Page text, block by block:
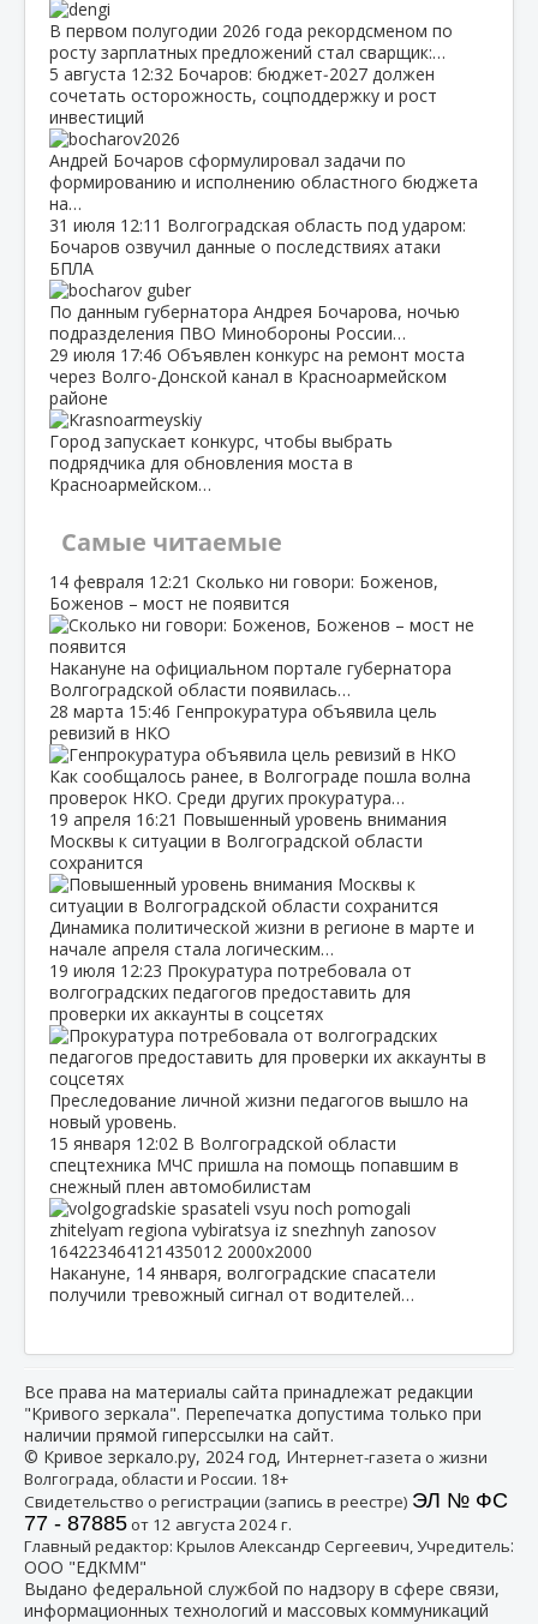
В первом полугодии 2026 года рекордсменом по
росту зарплатных предложений стал сварщик:…
5 августа 12:32 Бочаров: бюджет‑2027 должен
сочетать осторожность, соцподдержку и рост
инвестиций
Андрей Бочаров сформулировал задачи по
формированию и исполнению областного бюджета
на…
31 июля 12:11 Волгоградская область под ударом:
Бочаров озвучил данные о последствиях атаки
БПЛА
По данным губернатора Андрея Бочарова, ночью
подразделения ПВО Минобороны России…
29 июля 17:46 Объявлен конкурс на ремонт моста
через Волго‑Донской канал в Красноармейском
районе
Город запускает конкурс, чтобы выбрать
подрядчика для обновления моста в
Красноармейском…
Самые читаемые
14 февраля 12:21 Сколько ни говори: Боженов,
Боженов – мост не появится
Накануне на официальном портале губернатора
Волгоградской области появилась…
28 марта 15:46 Генпрокуратура объявила цель
ревизий в НКО
Как сообщалось ранее, в Волгограде пошла волна
проверок НКО. Среди других прокуратура…
19 апреля 16:21 Повышенный уровень внимания
Москвы к ситуации в Волгоградской области
сохранится
Динамика политической жизни в регионе в марте и
начале апреля стала логическим…
19 июля 12:23 Прокуратура потребовала от
волгоградских педагогов предоставить для
проверки их аккаунты в соцсетях
Преследование личной жизни педагогов вышло на
новый уровень.
15 января 12:02 В Волгоградской области
спецтехника МЧС пришла на помощь попавшим в
снежный плен автомобилистам
Накануне, 14 января, волгоградские спасатели
получили тревожный сигнал от водителей…
Все права на материалы сайта принадлежат редакции
"Кривого зеркала". Перепечатка допустима только при
наличии прямой гиперссылки на сайт.
© Кривое зеркало.ру, 2024 год, Интернет-газета о жизни
Волгограда, области и России. 18+
Свидетельство о регистрации (запись в реестре) ЭЛ № ФС
77 - 87885от 12 августа 2024 г.
Главный редактор: Крылов Александр Сергеевич, Учредитель:
ООО "ЕДКММ"
Выдано федеральной службой по надзору в сфере связи,
информационных технологий и массовых коммуникаций